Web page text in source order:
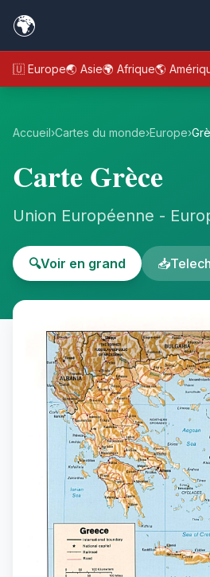
🌍
🇪🇺 Europe🌏 Asie🌍 Afrique🌎
Accueil›Cartes du monde›Europe›
Carte Grèce
Union Européenne -
🔍Voir en grand 📥